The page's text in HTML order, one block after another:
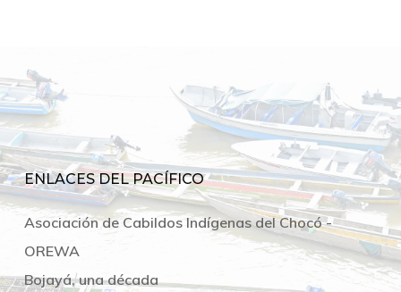
ENLACES DEL PACÍFICO
Asociación de Cabildos Indígenas del Chocó -
OREWA
Bojayá, una década